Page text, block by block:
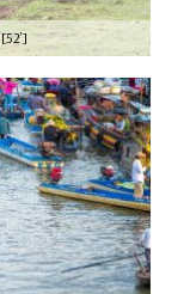
[52’]